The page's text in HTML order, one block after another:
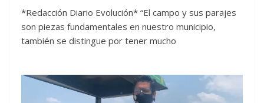
*Redacción Diario Evolución* “El campo y sus parajes
son piezas fundamentales en nuestro municipio,
también se distingue por tener mucho